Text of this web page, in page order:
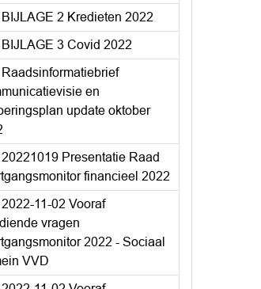
BIJLAGE 2 Kredieten 2022
BIJLAGE 3 Covid 2022
Raadsinformatiebrief
en
update oktober
20221019 Presentatie Raad
financieel 2022
2022-11-02 Vooraf
vragen
2022 - Sociaal
VVD